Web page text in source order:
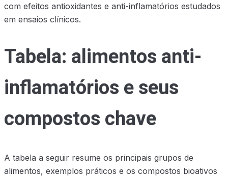
com efeitos antioxidantes e anti-inflamatórios estudados
em ensaios clínicos.
Tabela: alimentos anti-
inflamatórios e seus
compostos chave
A tabela a seguir resume os principais grupos de
alimentos, exemplos práticos e os compostos bioativos